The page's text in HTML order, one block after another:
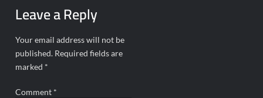
Leave a Reply
Your email address will not be
published. Required fields are
marked *
Comment *